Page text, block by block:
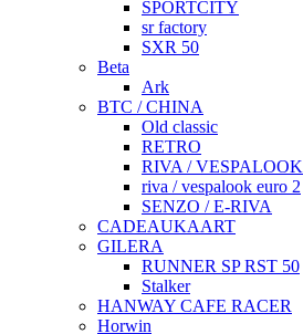
SPORTCITY
sr factory
SXR 50
Beta
Ark
BTC / CHINA
Old classic
RETRO
RIVA / VESPALOOK
riva / vespalook euro 2
SENZO / E-RIVA
CADEAUKAART
GILERA
RUNNER SP RST 50
Stalker
HANWAY CAFE RACER
Horwin